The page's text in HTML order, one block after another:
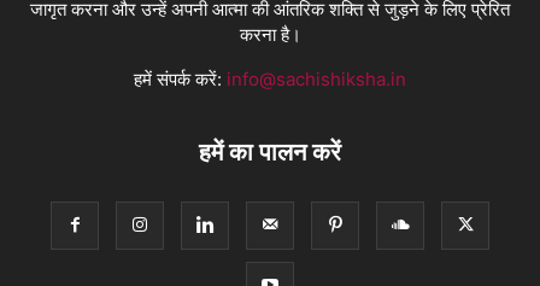
जागृत करना और उन्हें अपनी आत्मा की आंतरिक शक्ति से जुड़ने के लिए प्रेरित
करना है।
हमें संपर्क करें: info@sachishiksha.in
हमें का पालन करें